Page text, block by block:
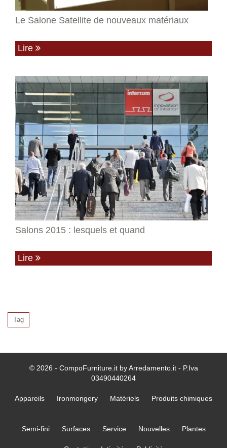
Le Salone Satellite de nouveaux matériaux
Lire
Salons 2015 : lesquels et quand
Lire
Tag
© 2026 - CompoFurniture.it by Arredamento.it - P.Iva
03490440264
Appareils Ironmongery Matériels Produits chimiques
Semi-fini Surfaces Service Nouvelles Plantes